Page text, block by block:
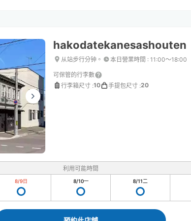
hakodatekanesashouten
从站步行分钟。 本日營業時間 : 11:00〜18:00
可保管的行李數
行李箱尺寸 :10 手提包尺寸 :20
利用可能時間
8/9日 8/10一 8/11二